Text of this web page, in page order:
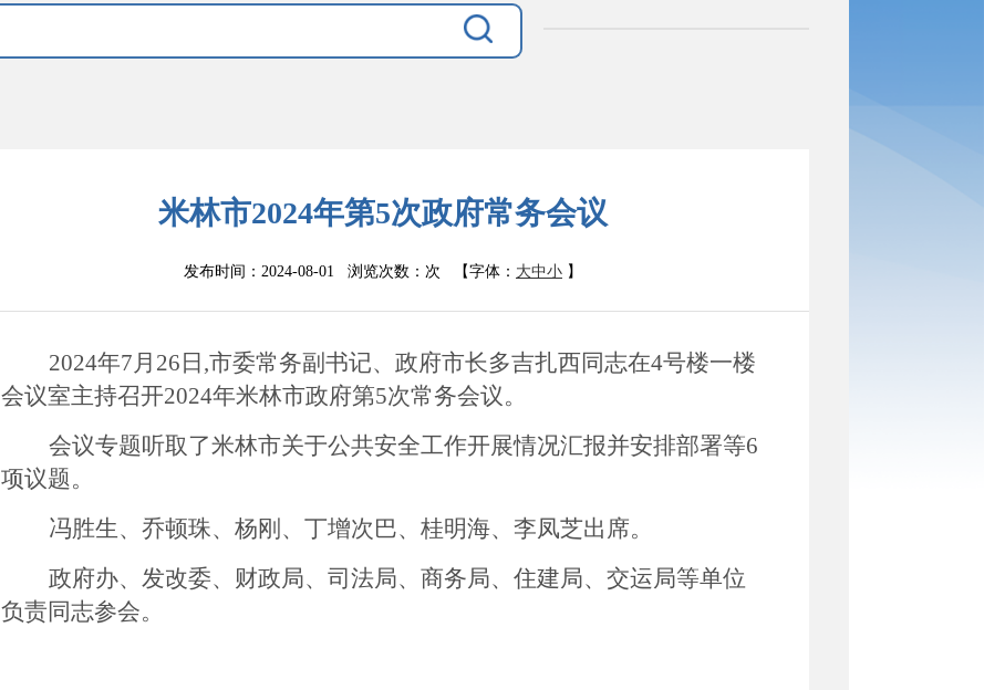
米林市2024年第5次政府常务会议
发布时间：2024-08-01 浏览次数： 次 【字体： 大中小 】
2024年7月 26 日,市委常务副书记、政府市长多吉扎西同志在4号楼一楼
会议室主持召开2024年米林市政府第5次常务会议。
会议专题听取了米林市关于公共安全工作开展情况汇报并安排部署等6
项议题。
冯胜生、乔顿珠、 杨刚、丁增次巴、桂明海、李凤芝出席。
政府办、 发改委、财政局、司法局、商务局、住建局、交运局等单位
负责同志参会。